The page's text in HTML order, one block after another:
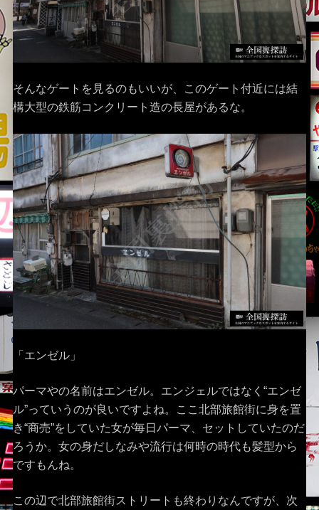
そんなゲートを見るのもいいが、このゲート付近には結
構大型の鉄筋コンクリート造の長屋があるな。
「エンゼル」
パーマやの名前はエンゼル。エンジェルではなく“エンゼ
ル”っていうのが良いですよね。ここ北部旅館街に身を置
き“商売”をしていた女が毎日パーマ、セットしていたのだ
ろうか。女の身だしなみや流行は何時の時代も髪型から
ですもんね。
この辺で北部旅館街ストリートも終わりなんですが、次